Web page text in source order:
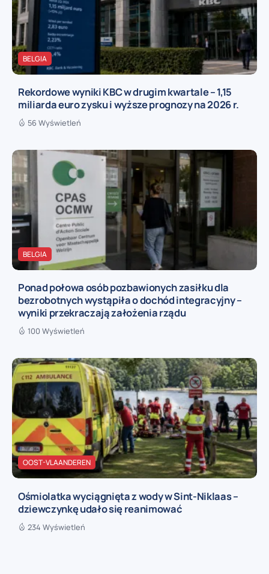
BELGIA
Rekordowe wyniki KBC w drugim kwartale – 1,15
miliarda euro zysku i wyższe prognozy na 2026 r.
56 Wyświetleń
BELGIA
Ponad połowa osób pozbawionych zasiłku dla
bezrobotnych wystąpiła o dochód integracyjny –
wyniki przekraczają założenia rządu
100 Wyświetleń
OOST-VLAANDEREN
Ośmiolatka wyciągnięta z wody w Sint-Niklaas –
dziewczynkę udało się reanimować
234 Wyświetleń